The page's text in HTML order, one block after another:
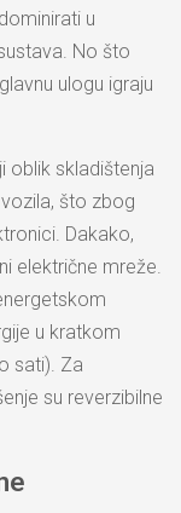
u
No što
ulogu igraju
oblik skladištenja
što zbog
Dakako,
električne mreže.
u kratkom
sati). Za
su reverzibilne